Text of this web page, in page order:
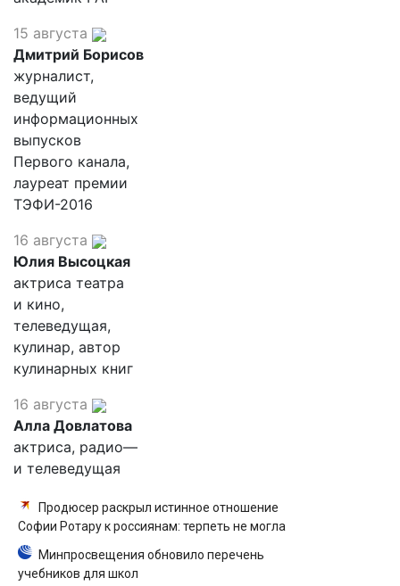
15 августа
Дмитрий Борисов
журналист,
ведущий
информационных
выпусков
Первого канала,
лауреат премии
ТЭФИ-2016
16 августа
Юлия Высоцкая
актриса театра
и кино,
телеведущая,
кулинар, автор
кулинарных книг
16 августа
Алла Довлатова
актриса, радио—
и телеведущая
Продюсер раскрыл истинное отношение
Софии Ротару к россиянам: терпеть не могла
Минпросвещения обновило перечень
учебников для школ